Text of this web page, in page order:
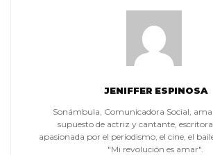
JENIFFER ESPINOSA
Sonámbula, Comunicadora Social,
supuesto de actriz y cantante, escritora
apasionada por el periodismo, el cine, el
"Mi revolución es amar".